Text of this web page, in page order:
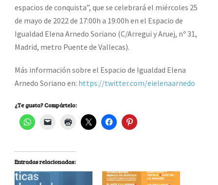
espacios de conquista”, que se celebrará el miércoles 25
de mayo de 2022 de 17:00h a 19:00h en el Espacio de
Igualdad Elena Arnedo Soriano (C/Arregui y Aruej, nº 31,
Madrid, metro Puente de Vallecas).
Más información sobre el Espacio de Igualdad Elena
Arnedo Soriano en: https://twitter.com/eielenaarnedo
¿Te gusta? Compártelo:
Entradas relacionadas: